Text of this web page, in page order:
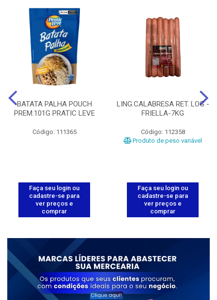
BATATA PALHA POUCH
PREM.101G PRATIC LEVE
Código: 111365
Faça seu login ou
cadastre-se para
ver preços e
comprar
LING.CALABRESA RET. LOG -
FRIELLA-7KG
Código: 112358
Produto de peso variável
Faça seu login ou
cadastre-se para
ver preços e
comprar